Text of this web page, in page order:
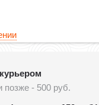
позже - 500 руб.